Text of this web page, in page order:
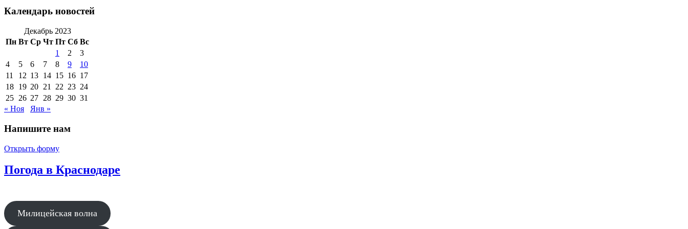
Календарь новостей
Декабрь 2023
Пн Вт Ср Чт Пт Сб Вс
1
2
3
4
5 6 7 8 9
10
11
12 13 14 15 16 17
18 19 20 21 22 23 24
25 26 27 28 29 30 31
« Ноя
Янв »
Напишите нам
Открыть форму
Погода в Краснодаре
Милицейская волна